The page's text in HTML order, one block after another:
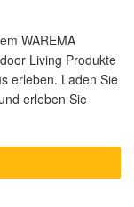
WAREMA
Living Produkte
erleben. Laden Sie
erleben Sie